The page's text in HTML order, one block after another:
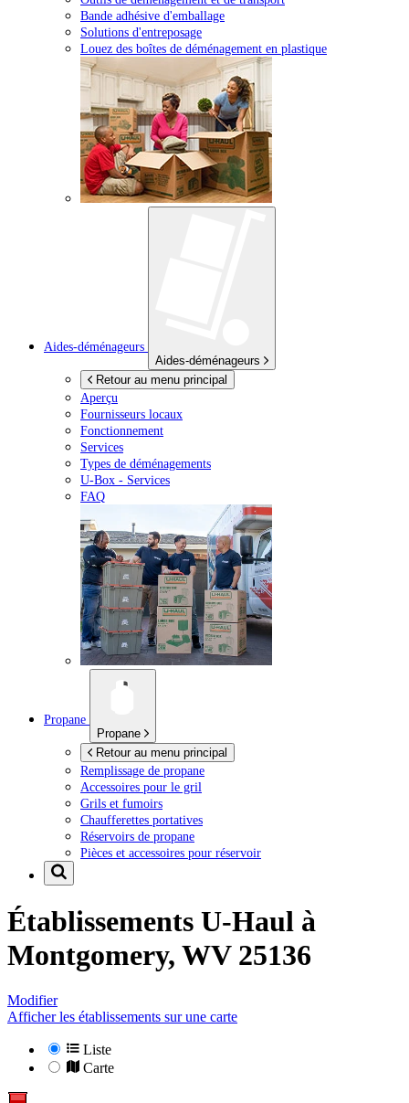
Bande adhésive d'emballage
Solutions d'entreposage
Louez des boîtes de déménagement en plastique
Aides-déménageurs
Aides-déménageurs
Retour au menu principal
Aperçu
Fournisseurs locaux
Fonctionnement
Services
Types de déménagements
U-Box - Services
FAQ
Propane
Propane
Retour au menu principal
Remplissage de propane
Accessoires pour le gril
Grils et fumoirs
Chaufferettes portatives
Réservoirs de propane
Pièces et accessoires pour réservoir
Établissements U-Haul à
Montgomery, WV 25136
Modifier
Afficher les établissements sur une carte
Liste
Carte